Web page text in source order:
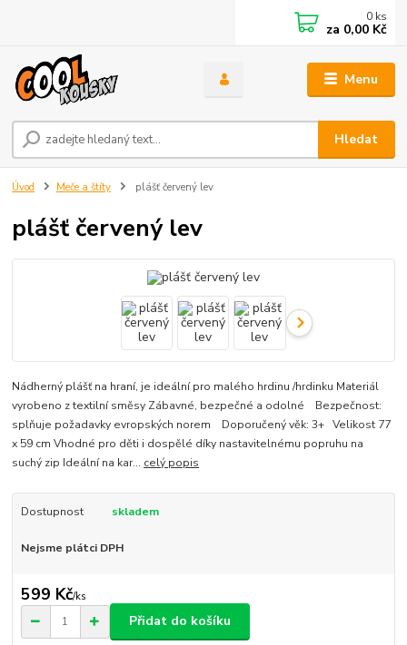
Menu
Hledat
0 ks
za 0,00 Kč
Úvod Meče a štíty plášť červený lev
plášť červený lev
Nádherný plášť na hraní, je ideální pro malého hrdinu /hrdinku Materiál
vyrobeno z textilní směsy Zábavné, bezpečné a odolné Bezpečnost:
splňuje požadavky evropských norem Doporučený věk: 3+ Velikost 77
x 59 cm Vhodné pro děti i dospělé díky nastavitelnému popruhu na
suchý zip Ideální na kar... celý popis
Dostupnost skladem
Nejsme plátci DPH
599 Kč/ks
Přidat do košíku